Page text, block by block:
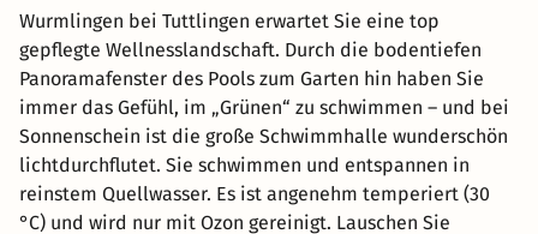
Wurmlingen bei Tuttlingen erwartet Sie eine top
gepflegte Wellnesslandschaft. Durch die bodentiefen
Panoramafenster des Pools zum Garten hin haben Sie
immer das Gefühl, im „Grünen“ zu schwimmen – und bei
Sonnenschein ist die große Schwimmhalle wunderschön
lichtdurchflutet. Sie schwimmen und entspannen in
reinstem Quellwasser. Es ist angenehm temperiert (30
°C) und wird nur mit Ozon gereinigt. Lauschen Sie